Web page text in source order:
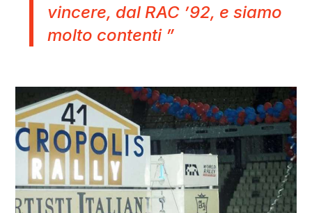
vincere, dal RAC ’92, e siamo
molto contenti ”